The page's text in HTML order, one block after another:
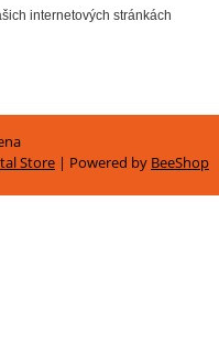
internetových stránkách
Store | Powered by BeeShop